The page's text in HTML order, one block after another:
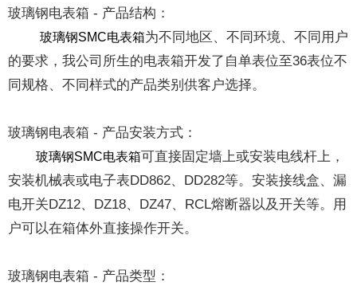
玻璃钢电表箱 - 产品结构：
玻璃钢SMC电表箱为不同地区、不同环境、不同用户
的要求，我公司所生的电表箱开发了自单表位至36表位不
同规格、不同样式的产品类别供客户选择。
玻璃钢电表箱 - 产品安装方式：
玻璃钢SMC电表箱可直接固定墙上或安装电线杆上，
安装机械表或电子表DD862、DD282等。安装接线盒、漏
电开关DZ12、DZ18、DZ47、RCL熔断器以及开关等。用
户可以在箱体外直接操作开关。
玻璃钢电表箱 - 产品类型：